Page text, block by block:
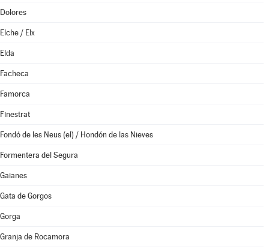
Dolores
Elche / Elx
Elda
Facheca
Famorca
Finestrat
Fondó de les Neus (el) / Hondón de las Nieves
Formentera del Segura
Gaianes
Gata de Gorgos
Gorga
Granja de Rocamora